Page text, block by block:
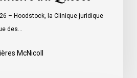
– Hoodstock, la Clinique juridique
des…
McNicoll